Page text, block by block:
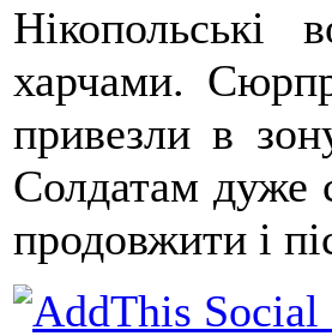
Нікопольські
харчами.
привезли в
Солдатам дуже
продовжити і